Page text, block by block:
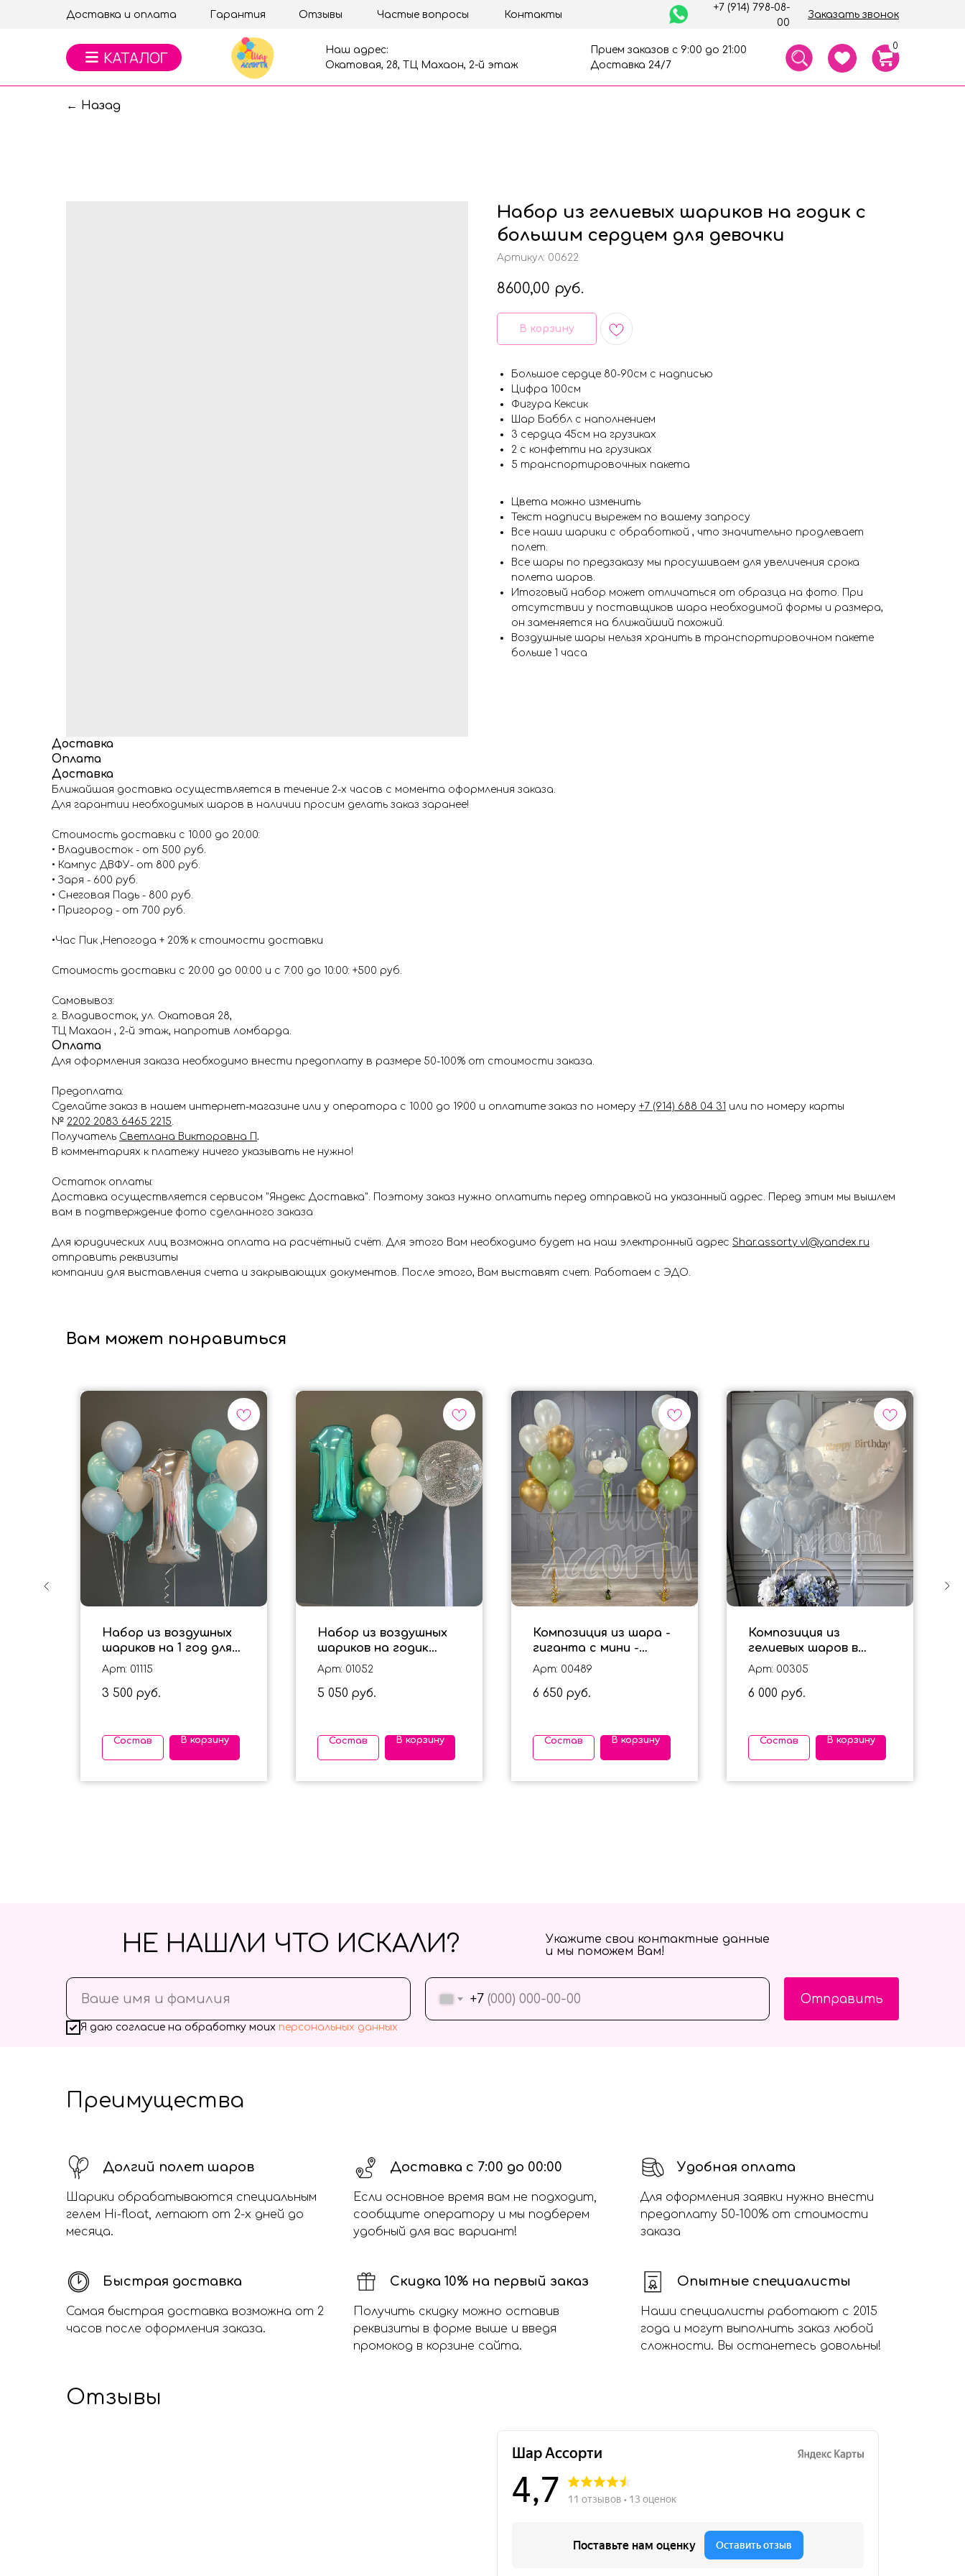
Заказать звонок
+7 (914) 798-08-
00
Доставка и оплата Гарантия Отзывы Частые вопросы Контакты
Прием заказов с 9:00 до 21:00
Доставка 24/7
Наш адрес:
Окатовая, 28, ТЦ Махаон, 2-й этаж
0
← Назад
Набор из гелиевых шариков на годик с
большим сердцем для девочки
Артикул: 00622
8600,00 руб.
В корзину
Большое сердце 80-90см с надписью
Цифра 100см
Фигура Кексик
Шар Баббл с наполнением
3 сердца 45см на грузиках
2 с конфетти на грузиках
5 транспортировочных пакета
Цвета можно изменить
Текст надписи вырежем по вашему запросу
Все наши шарики с обработкой , что значительно продлевает
полет.
Все шары по предзаказу мы просушиваем для увеличения срока
полета шаров.
Итоговый набор может отличаться от образца на фото. При
отсутствии у поставщиков шара необходимой формы и размера,
он заменяется на ближайший похожий.
Воздушные шары нельзя хранить в транспортировочном пакете
больше 1 часа
Доставка
Оплата
Доставка
Ближайшая доставка осуществляется в течение 2-х часов с момента оформления заказа.
Для гарантии необходимых шаров в наличии просим делать заказ заранее!
Стоимость доставки с 10.00 до 20:00:
• Владивосток - от 500 руб.
• Кампус ДВФУ- от 800 руб.
• Заря - 600 руб.
• Снеговая Падь - 800 руб.
• Пригород - от 700 руб.
•Час Пик ,Непогода + 20% к стоимости доставки
Стоимость доставки с 20:00 до 00:00 и с 7:00 до 10:00: +500 руб.
Самовывоз:
г. Владивосток, ул. Окатовая 28,
ТЦ Махаон , 2-й этаж, напротив ломбарда.
Оплата
Для оформления заказа необходимо внести предоплату в размере 50-100% от стоимости заказа.
Предоплата:
Сделайте заказ в нашем интернет-магазине или у оператора с 10.00 до 19.00 и оплатите заказ по номеру +7 (914) 688 04 31 или по номеру карты
№ 2202 2083 6465 2215.
Получатель Светлана Викторовна П.
В комментариях к платежу ничего указывать не нужно!
Остаток оплаты:
Доставка осуществляется сервисом "Яндекс Доставка". Поэтому заказ нужно оплатить перед отправкой на указанный адрес. Перед этим мы вышлем
вам в подтверждение фото сделанного заказа
Для юридических лиц возможна оплата на расчётный счёт. Для этого Вам необходимо будет на наш электронный адрес Shar.assorty.vl@yandex.ru
отправить реквизиты
компании для выставления счета и закрывающих документов. После этого, Вам выставят счет. Работаем с ЭДО.
Вам может понравиться
Набор из воздушных
шариков на 1 год для
мальчика
Арт: 01115
3 500 руб.
Состав В корзину
Набор из воздушных
шариков на годик
"Лева" для мальчика
Арт: 01052
5 050 руб.
Состав В корзину
Композиция из шара -
гиганта с мини -
шариками и двух
фонтанов
Арт: 00489
6 650 руб.
Состав В корзину
Композиция из
гелиевых шаров в
нежно - голубом
цвете с бантиками
Арт: 00305
6 000 руб.
Состав В корзину
+7
Я даю согласие на обработку моих персональных данных
Отправить
НЕ НАШЛИ ЧТО ИСКАЛИ?
Укажите свои контактные данные
и мы поможем Вам!
Преимущества
Долгий полет шаров
Шарики обрабатываются специальным
гелем Hi-float, летают от 2-х дней до
месяца.
Доставка с 7:00 до 00:00
Если основное время вам не подходит,
сообщите оператору и мы подберем
удобный для вас вариант!
Удобная оплата
Для оформления заявки нужно внести
предоплату 50-100% от стоимости
заказа
Быстрая доставка
Самая быстрая доставка возможна от 2
часов после оформления заказа.
Скидка 10% на первый заказ
Получить скидку можно оставив
реквизиты в форме выше и введя
промокод в корзине сайта.
Опытные специалисты
Наши специалисты работают с 2015
года и могут выполнить заказ любой
сложности. Вы останетесь довольны!
Отзывы